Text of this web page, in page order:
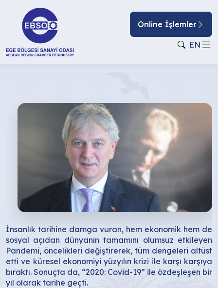
Online İşlemler
EN
YILINDAN
ÖĞRENDİKLERİMİZ!
İnsanlık tarihine damga vuran, hem ekonomik hem de
sosyal açıdan dünyanın tamamını olumsuz etkileyen
Pandemi, öncelikleri değiştirerek, tüm dengeleri altüst
etti ve küresel ekonomiyi yüzyılın krizi ile karşı karşıya
bıraktı. Sonuçta da, “2020: Covid-19” ile özdeşleşen bir
yıl olarak tarihe geçti.